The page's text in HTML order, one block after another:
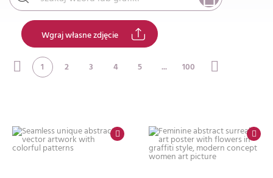
Wgraj własne zdjęcie
1 2 3 4 5 ... 100